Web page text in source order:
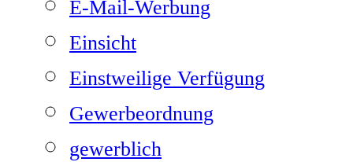
E-Mail-Werbung
Einsicht
Einstweilige Verfügung
Gewerbeordnung
gewerblich